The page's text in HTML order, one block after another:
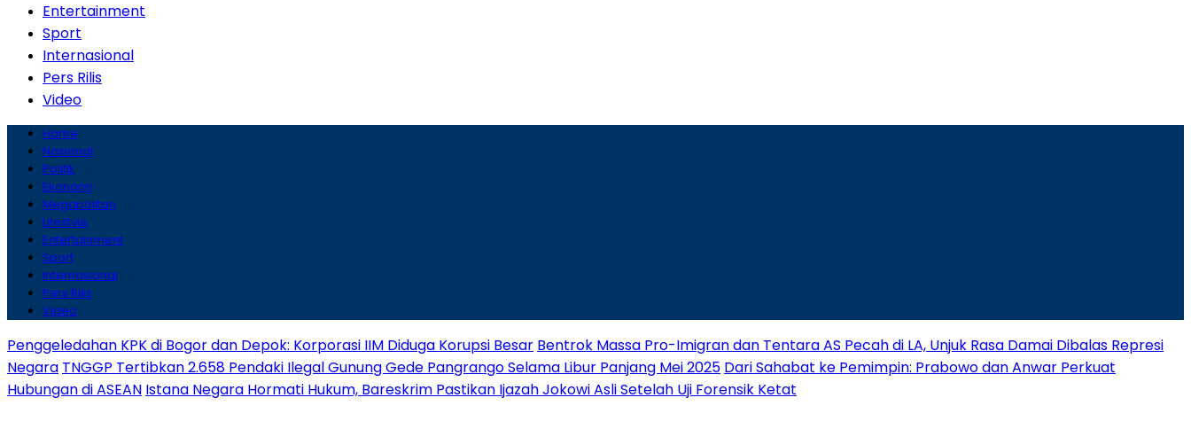
Entertainment
Sport
Internasional
Pers Rilis
Video
Home
Nasional
Politik
Ekonomi
Megapolitan
Lifestyle
Entertainment
Sport
Internasional
Pers Rilis
Video
Penggeledahan KPK di Bogor dan Depok: Korporasi IIM Diduga Korupsi Besar Bentrok Massa Pro-Imigran dan Tentara AS Pecah di LA, Unjuk Rasa Damai Dibalas Represi
Negara TNGGP Tertibkan 2.658 Pendaki Ilegal Gunung Gede Pangrango Selama Libur Panjang Mei 2025 Dari Sahabat ke Pemimpin: Prabowo dan Anwar Perkuat
Hubungan di ASEAN Istana Negara Hormati Hukum, Bareskrim Pastikan Ijazah Jokowi Asli Setelah Uji Forensik Ketat